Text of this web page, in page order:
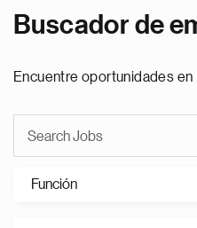
Buscador de
Encuentre oportunidades en
Función